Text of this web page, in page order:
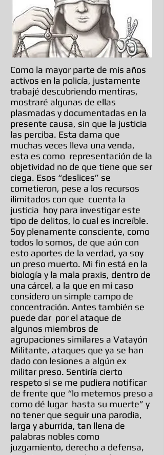
Como la mayor parte de mis años
activos en la policía, justamente
trabajé descubriendo mentiras,
mostraré algunas de ellas
plasmadas y documentadas en la
presente causa, sin que la justicia
las perciba. Esta dama que
muchas veces lleva una venda,
esta es como representación de la
objetividad no de que tiene que ser
ciega. Esos “deslices” se
cometieron, pese a los recursos
ilimitados con que cuenta la
justicia hoy para investigar este
tipo de delitos, lo cual es increíble.
Soy plenamente consciente, como
todos lo somos, de que aún con
esto aportes de la verdad, ya soy
un preso muerto. Mi fin está en la
biología y la mala praxis, dentro de
una cárcel, a la que en mi caso
considero un simple campo de
concentración. Antes también se
puede dar por el ataque de
algunos miembros de
agrupaciones similares a Vatayón
Militante, ataques que ya se han
dado con lesiones a algún ex
militar preso. Sentiría cierto
respeto si se me pudiera notificar
de frente que “lo metemos preso a
como dé lugar hasta su muerte” y
no tener que seguir una parodia,
larga y aburrida, tan llena de
palabras nobles como
juzgamiento, derecho a defensa,